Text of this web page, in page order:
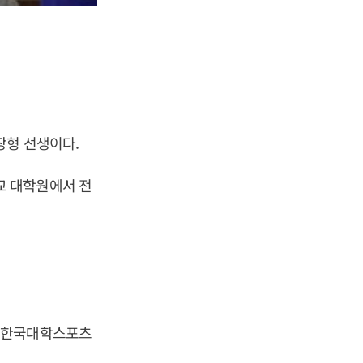
형 선생이다.
대학원에서 전
국대학스포츠